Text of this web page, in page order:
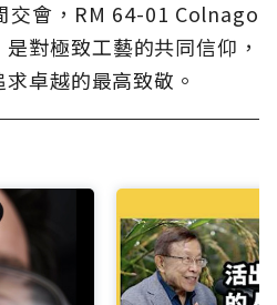
交會，RM 64-01 Colnago
對極致工藝的共同信仰，
卓越的最高致敬。